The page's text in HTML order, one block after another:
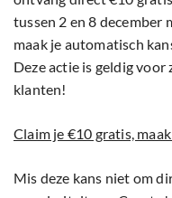
tussen 2 en 8 december
maak je automatisch
Deze actie is geldig
klanten!
Claim je €10 gratis,
Mis deze kans niet om